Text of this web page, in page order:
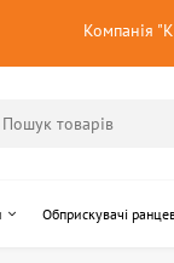
Компанія
Обприскувачі